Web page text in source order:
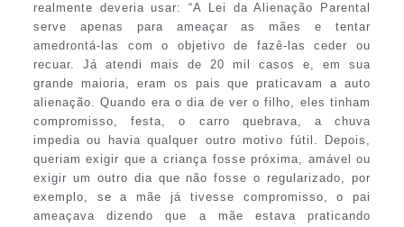
realmente deveria usar: “A Lei da Alienação Parental
serve apenas para ameaçar as mães e tentar
amedrontá-las com o objetivo de fazê-las ceder ou
recuar. Já atendi mais de 20 mil casos e, em sua
grande maioria, eram os pais que praticavam a auto
alienação. Quando era o dia de ver o filho, eles tinham
compromisso, festa, o carro quebrava, a chuva
impedia ou havia qualquer outro motivo fútil. Depois,
queriam exigir que a criança fosse próxima, amável ou
exigir um outro dia que não fosse o regularizado, por
exemplo, se a mãe já tivesse compromisso, o pai
ameaçava dizendo que a mãe estava praticando